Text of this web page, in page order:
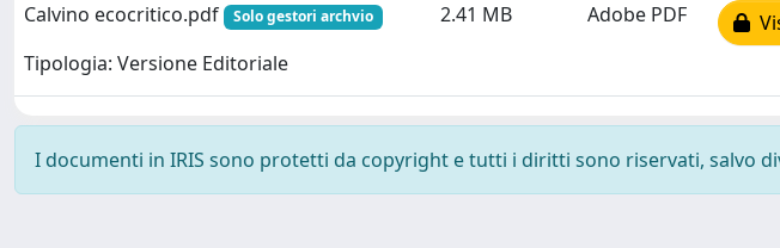
Calvino ecocritico.pdf
Solo gestori archvio
Tipologia: Versione Editoriale
2.41 MB Adobe PDF
I documenti in IRIS sono protetti da copyright e tutti i diritti sono riservati, salvo